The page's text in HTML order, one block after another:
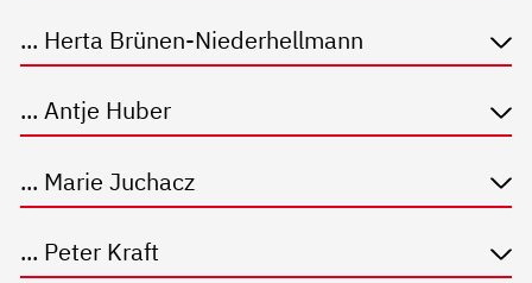
... Herta Brünen-Niederhellmann
... Antje Huber
... Marie Juchacz
... Peter Kraft